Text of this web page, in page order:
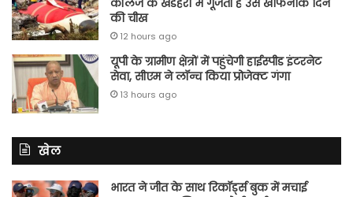
की चीख
12 hours ago
यूपी के ग्रामीण क्षेत्रों में पहुंचेगी हाईस्पीड इंटरनेट
सेवा, सीएम ने लॉन्च किया प्रोजेक्ट गंगा
13 hours ago
खेल
भारत ने जीत के साथ रिकॉर्ड्स बुक में मचाई